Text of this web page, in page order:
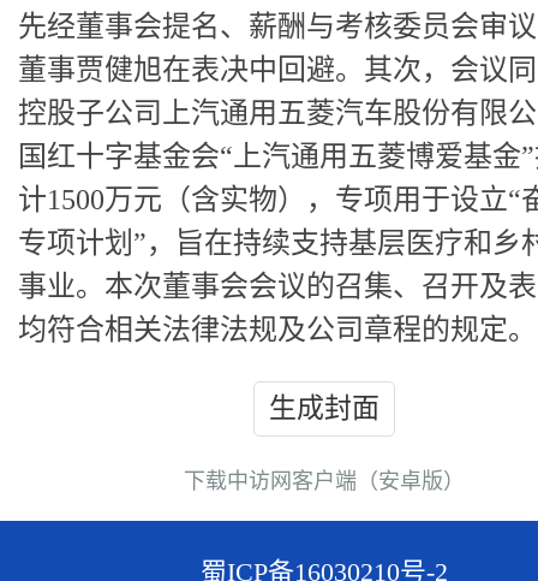
先经董事会提名、薪酬与考核委员会审
董事贾健旭在表决中回避。其次，会议
控股子公司上汽通用五菱汽车股份有限
国红十字基金会“上汽通用五菱博爱基金
计1500万元（含实物），专项用于设立“
专项计划”，旨在持续支持基层医疗和乡
事业。本次董事会会议的召集、召开及
均符合相关法律法规及公司章程的规定。
生成封面
下载中访网客户端（安卓版）
蜀ICP备16030210号-2